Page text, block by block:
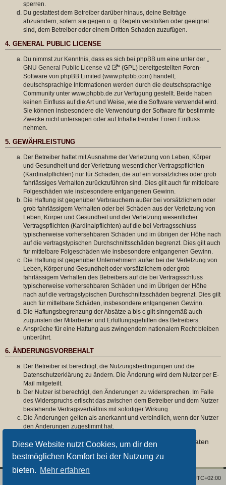
Diese Website nutzt Cookies, um dir den
bestmöglichen Komfort bei der Nutzung zu
bieten. Mehr erfahren
sperren.
Du gestattest dem Betreiber darüber hinaus, deine Beiträge
abzuändern, sofern sie gegen o. g. Regeln verstoßen oder geeignet
sind, dem Betreiber oder einem Dritten Schaden zuzufügen.
4. GENERAL PUBLIC LICENSE
Du nimmst zur Kenntnis, dass es sich bei phpBB um eine unter der „
GNU General Public License v2
“ (GPL) bereitgestellten Foren-
Software von phpBB Limited (www.phpbb.com) handelt;
deutschsprachige Informationen werden durch die deutschsprachige
Community unter www.phpbb.de zur Verfügung gestellt. Beide haben
keinen Einfluss auf die Art und Weise, wie die Software verwendet wird.
Sie können insbesondere die Verwendung der Software für bestimmte
Zwecke nicht untersagen oder auf Inhalte fremder Foren Einfluss
nehmen.
5. GEWÄHRLEISTUNG
Der Betreiber haftet mit Ausnahme der Verletzung von Leben, Körper
und Gesundheit und der Verletzung wesentlicher Vertragspflichten
(Kardinalpflichten) nur für Schäden, die auf ein vorsätzliches oder grob
fahrlässiges Verhalten zurückzuführen sind. Dies gilt auch für mittelbare
Folgeschäden wie insbesondere entgangenen Gewinn.
Die Haftung ist gegenüber Verbrauchern außer bei vorsätzlichem oder
grob fahrlässigem Verhalten oder bei Schäden aus der Verletzung von
Leben, Körper und Gesundheit und der Verletzung wesentlicher
Vertragspflichten (Kardinalpflichten) auf die bei Vertragsschluss
typischerweise vorhersehbaren Schäden und im übrigen der Höhe nach
auf die vertragstypischen Durchschnittsschäden begrenzt. Dies gilt auch
für mittelbare Folgeschäden wie insbesondere entgangenen Gewinn.
Die Haftung ist gegenüber Unternehmern außer bei der Verletzung von
Leben, Körper und Gesundheit oder vorsätzlichem oder grob
fahrlässigem Verhalten des Betreibers auf die bei Vertragsschluss
typischerweise vorhersehbaren Schäden und im Übrigen der Höhe
nach auf die vertragstypischen Durchschnittsschäden begrenzt. Dies gilt
auch für mittelbare Schäden, insbesondere entgangenen Gewinn.
Die Haftungsbegrenzung der Absätze a bis c gilt sinngemäß auch
zugunsten der Mitarbeiter und Erfüllungsgehilfen des Betreibers.
Ansprüche für eine Haftung aus zwingendem nationalem Recht bleiben
unberührt.
6. ÄNDERUNGSVORBEHALT
Der Betreiber ist berechtigt, die Nutzungsbedingungen und die
Datenschutzerklärung zu ändern. Die Änderung wird dem Nutzer per E-
Mail mitgeteilt.
Der Nutzer ist berechtigt, den Änderungen zu widersprechen. Im Falle
des Widerspruchs erlischt das zwischen dem Betreiber und dem Nutzer
bestehende Vertragsverhältnis mit sofortiger Wirkung.
Die Änderungen gelten als anerkannt und verbindlich, wenn der Nutzer
den Änderungen zugestimmt hat.
Informationen über den Umgang mit deinen persönlichen Daten
sind in der Datenschutzerklärung enthalten.
UTC+02:00